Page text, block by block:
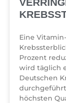
Eine
Prozent
wird täglich
Deutschen
höchsten